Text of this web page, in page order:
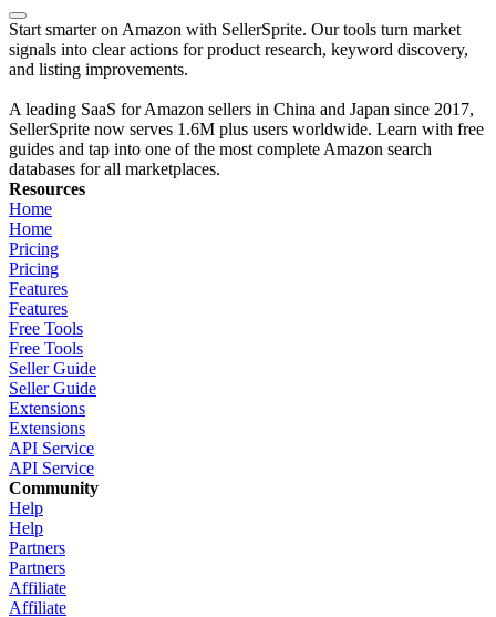
Start smarter on Amazon with SellerSprite. Our tools turn market
signals into clear actions for product research, keyword discovery,
and listing improvements.
A leading SaaS for Amazon sellers in China and Japan since 2017,
SellerSprite now serves 1.6M plus users worldwide. Learn with free
guides and tap into one of the most complete Amazon search
databases for all marketplaces.
Resources
Home
Home
Pricing
Pricing
Features
Features
Free Tools
Free Tools
Seller Guide
Seller Guide
Extensions
Extensions
API Service
API Service
Community
Help
Help
Partners
Partners
Affiliate
Affiliate